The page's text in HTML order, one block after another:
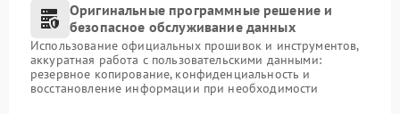
Оригинальные программные решение и
безопасное обслуживание данных
Использование официальных прошивок и инструментов,
аккуратная работа с пользовательскими данными:
резервное копирование, конфиденциальность и
восстановление информации при необходимости